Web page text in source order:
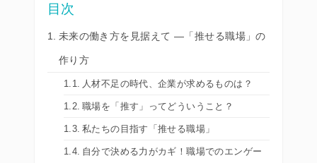
目次
未来の働き方を見据えて ―「推せる職場」の
作り方
人材不足の時代、企業が求めるものは？
職場を「推す」ってどういうこと？
私たちの目指す「推せる職場」
自分で決める力がカギ！職場でのエンゲー